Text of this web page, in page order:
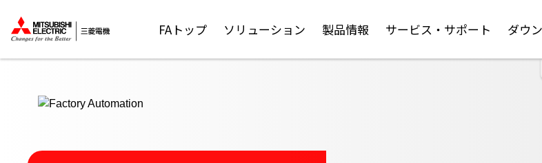
FAトップ ソリューション 製品情報 サービス・サポート ダウ